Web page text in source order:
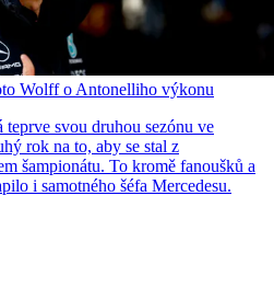
Wolff o Antonelliho výkonu
svou druhou sezónu ve
rok na to, aby se stal z
šampionátu. To kromě fanoušků a
i samotného šéfa Mercedesu.